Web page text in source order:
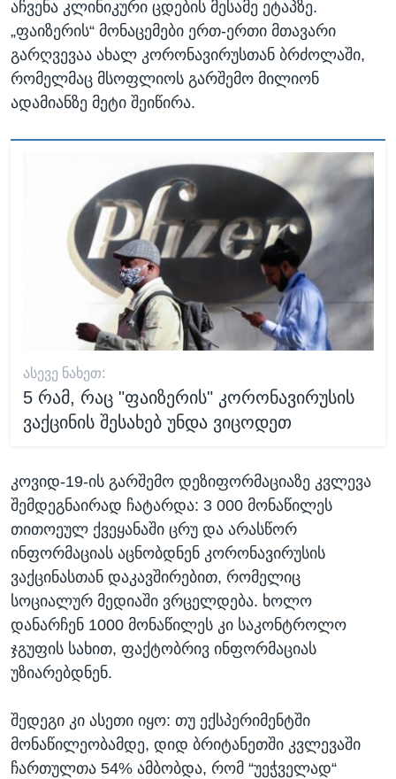
აჩვენა კლინიკური ცდების მესამე ეტაპზე.
„ფაიზერის“ მონაცემები ერთ-ერთი მთავარი
გარღვევაა ახალ კორონავირუსთან ბრძოლაში,
რომელმაც მსოფლიოს გარშემო მილიონ
ადამიანზე მეტი შეიწირა.
ᲐᲡᲔᲕᲔ ᲜᲐᲮᲔᲗ:
5 რამ, რაც "ფაიზერის" კორონავირუსის
ვაქცინის შესახებ უნდა ვიცოდეთ
კოვიდ-19-ის გარშემო დეზიფორმაციაზე კვლევა
შემდეგნაირად ჩატარდა: 3 000 მონაწილეს
თითოეულ ქვეყანაში ცრუ და არასწორ
ინფორმაციას აცნობდნენ კორონავირუსის
ვაქცინასთან დაკავშირებით, რომელიც
სოციალურ მედიაში ვრცელდება. ხოლო
დანარჩენ 1000 მონაწილეს კი საკონტროლო
ჯგუფის სახით, ფაქტობრივ ინფორმაციას
უზიარებდნენ.
შედეგი კი ასეთი იყო: თუ ექსპერიმენტში
მონაწილეობამდე, დიდ ბრიტანეთში კვლევაში
ჩართულთა 54% ამბობდა, რომ “უეჭველად“